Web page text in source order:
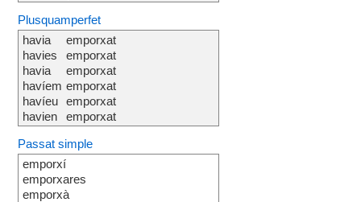
Plusquamperfet
havia
havies
havia
havíem
havíeu
havien
emporxat
emporxat
emporxat
emporxat
emporxat
emporxat
Passat simple
emporxí
emporxares
emporxà